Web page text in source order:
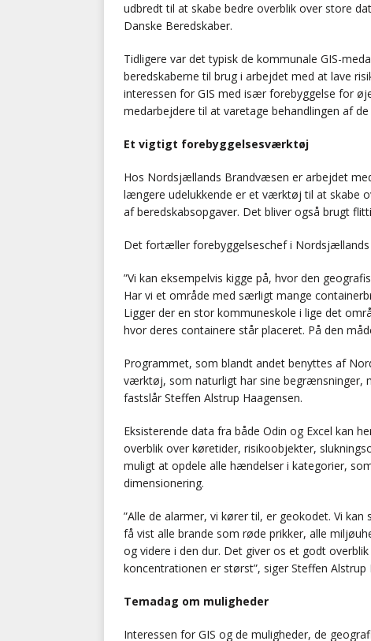
udbredt til at skabe bedre overblik over store
Danske Beredskaber.
Tidligere var det typisk de kommunale GIS-
beredskaberne til brug i arbejdet med at lave
interessen for GIS med især forebyggelse for
medarbejdere til at varetage behandlingen af
Et vigtigt forebyggelsesværktøj
Hos Nordsjællands Brandvæsen er arbejdet
længere udelukkende er et værktøj til at skabe
af beredskabsopgaver. Det bliver også brugt
Det fortæller forebyggelseschef i
”Vi kan eksempelvis kigge på, hvor den
Har vi et område med særligt mange
Ligger der en stor kommuneskole i lige det
hvor deres containere står placeret. På den
Programmet, som blandt andet benyttes af
værktøj, som naturligt har sine begrænsninger,
fastslår Steffen Alstrup Haagensen.
Eksisterende data fra både Odin og Excel kan
overblik over køretider, risikoobjekter,
muligt at opdele alle hændelser i kategorier,
dimensionering.
”Alle de alarmer, vi kører til, er geokodet. Vi
få vist alle brande som røde prikker, alle
og videre i den dur. Det giver os et godt
koncentrationen er størst”, siger Steffen Alstrup
Temadag om muligheder
Interessen for GIS og de muligheder, de